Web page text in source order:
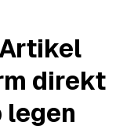
direkt
legen